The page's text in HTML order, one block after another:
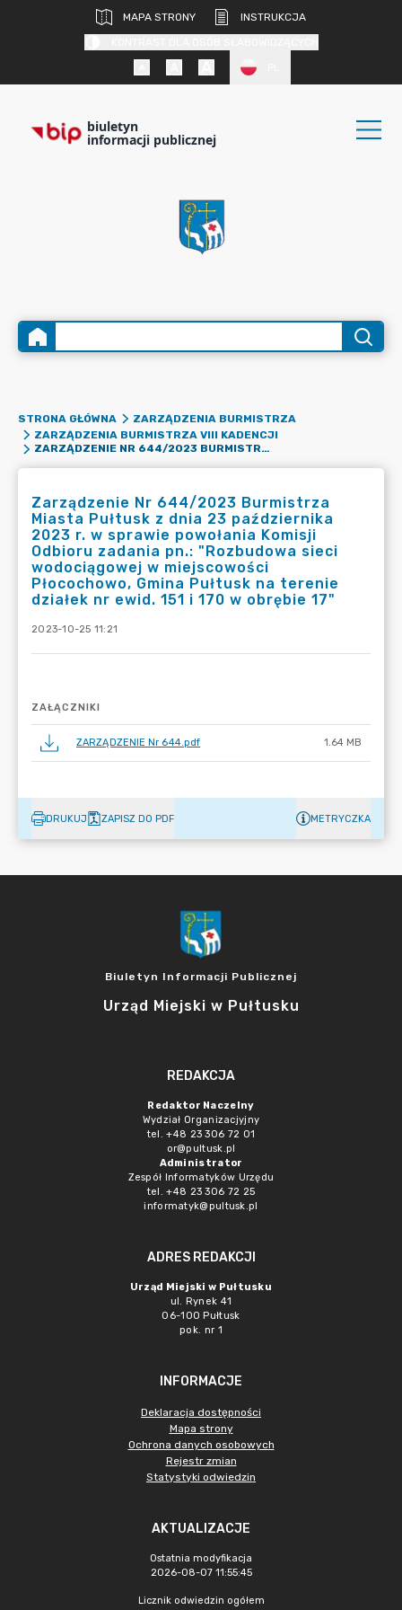
MAPA STRONY
INSTRUKCJA
biuletyn
informacji publicznej
STRONA GŁÓWNA
ZARZĄDZENIA BURMISTRZA
ZARZĄDZENIA BURMISTRZA VIII KADENCJI
ZARZĄDZENIE NR 644/2023 BURMISTRZA MIASTA PUŁTUSK Z DNIA 23 PAŹDZIERNIKA 2023 R. W SPRAWIE POWOŁANIA KOMISJI ODBIORU ZADANIA PN.: "ROZBUDOWA SIECI WODOCIĄGOWEJ W MIEJSCOWOŚCI PŁOCOCHOWO, GMINA PUŁTUSK NA TERENIE DZIAŁEK NR EWID. 151 I 170 W OBRĘBIE 17"
Zarządzenie Nr 644/2023 Burmistrza
Miasta Pułtusk z dnia 23 października
2023 r. w sprawie powołania Komisji
Odbioru zadania pn.: "Rozbudowa sieci
wodociągowej w miejscowości
Płocochowo, Gmina Pułtusk na terenie
działek nr ewid. 151 i 170 w obrębie 17"
2023-10-25 11:21
ZAŁĄCZNIKI
ZARZĄDZENIE Nr 644.pdf 1.64 MB
DRUKUJ ZAPISZ DO PDF METRYCZKA
Biuletyn Informacji Publicznej
Urząd Miejski w Pułtusku
REDAKCJA
Redaktor Naczelny
Wydział Organizacjyjny
tel. +48 23 306 72 01
or@pultusk.pl
Administrator
Zespół Informatyków Urzędu
tel. +48 23 306 72 25
informatyk@pultusk.pl
ADRES REDAKCJI
Urząd Miejski w Pułtusku
ul. Rynek 41
06-100 Pułtusk
pok. nr 1
INFORMACJE
Deklaracja dostępności
Mapa strony
Ochrona danych osobowych
Rejestr zmian
Statystyki odwiedzin
AKTUALIZACJE
Ostatnia modyfikacja
2026-08-07 11:55:45
Licznik odwiedzin ogółem